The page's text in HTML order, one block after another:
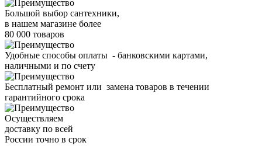
Большой выбор сантехники,
в нашем магазине более
80 000 товаров
Удобные способы оплаты - банковскими картами,
наличными и по счету
Бесплатный ремонт или замена товаров в течении
гарантийного срока
Осуществляем
доставку по всей
России точно в срок